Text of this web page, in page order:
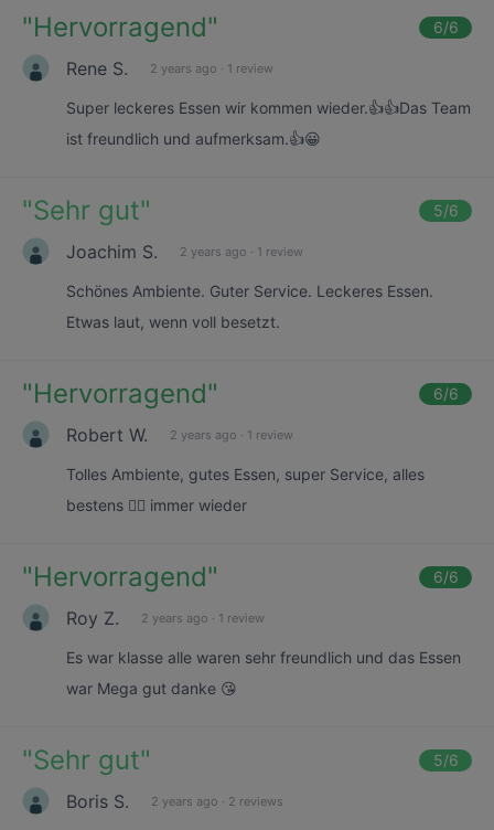
"Hervorragend" 6/6
Rene S. 2 years ago · 1 review
Super leckeres Essen wir kommen wieder.👍👍Das Team
ist freundlich und aufmerksam.👍😀
"Sehr gut" 5/6
Joachim S. 2 years ago · 1 review
Schönes Ambiente. Guter Service. Leckeres Essen.
Etwas laut, wenn voll besetzt.
"Hervorragend" 6/6
Robert W. 2 years ago · 1 review
Tolles Ambiente, gutes Essen, super Service, alles
bestens 👍🏻 immer wieder
"Hervorragend" 6/6
Roy Z. 2 years ago · 1 review
Es war klasse alle waren sehr freundlich und das Essen
war Mega gut danke 😘
"Sehr gut" 5/6
Boris S. 2 years ago · 2 reviews